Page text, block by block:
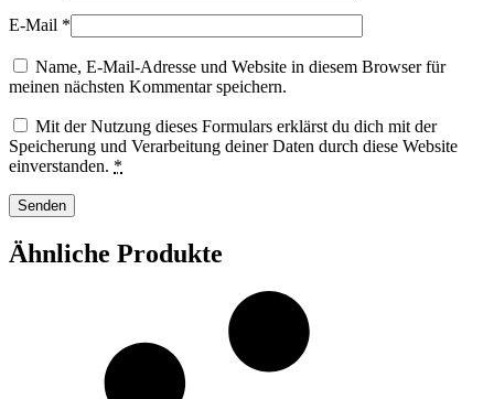
E-Mail *
Name, E-Mail-Adresse und Website in diesem Browser für
meinen nächsten Kommentar speichern.
Mit der Nutzung dieses Formulars erklärst du dich mit der
Speicherung und Verarbeitung deiner Daten durch diese Website
einverstanden. *
Ähnliche Produkte